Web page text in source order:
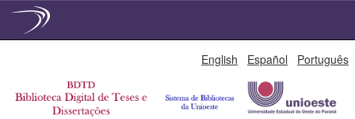
English Español Português